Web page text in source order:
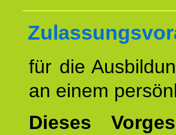
für die
an einem
Dieses